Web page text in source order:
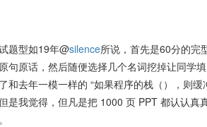
题型如19年@silence所说，首先是60分的完
句原话，然后随便选择几个名词挖掉让同学
和去年一模一样的 “如果程序的栈（），则
是我觉得，但凡是把 1000 页 PPT 都认认真